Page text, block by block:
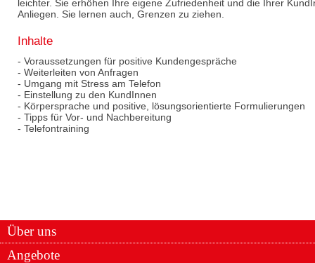
leichter. Sie erhöhen Ihre eigene Zufriedenheit und die Ihrer
Anliegen. Sie lernen auch, Grenzen zu ziehen.
Inhalte
- Voraussetzungen für positive Kundengespräche
- Weiterleiten von Anfragen
- Umgang mit Stress am Telefon
- Einstellung zu den KundInnen
- Körpersprache und positive, lösungsorientierte Formulierungen
- Tipps für Vor- und Nachbereitung
- Telefontraining
Über uns
Angebote